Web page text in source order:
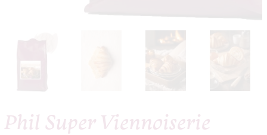
Phil Super Viennoiserie